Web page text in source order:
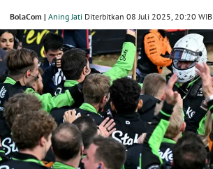
BolaCom | Aning Jati Diterbitkan 08 Juli 2025, 20:20 WIB